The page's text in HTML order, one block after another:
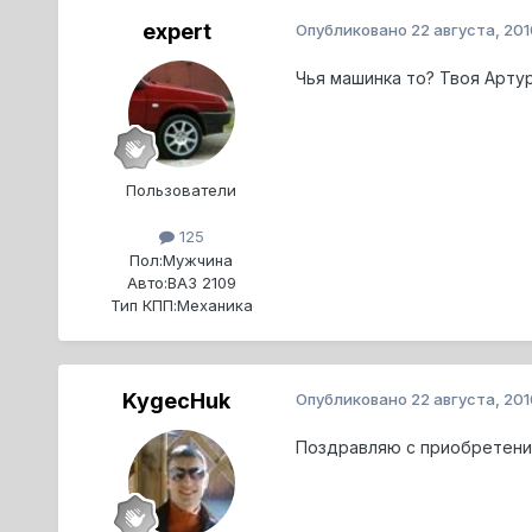
expert
Пользователи
125
Пол:Мужчина
Авто:ВАЗ 2109
Тип КПП:Механика
Опубликовано 22 августа,
Чья машинка то? Твоя
KygecHuk Опубликовано 22 августа,
Поздравляю с